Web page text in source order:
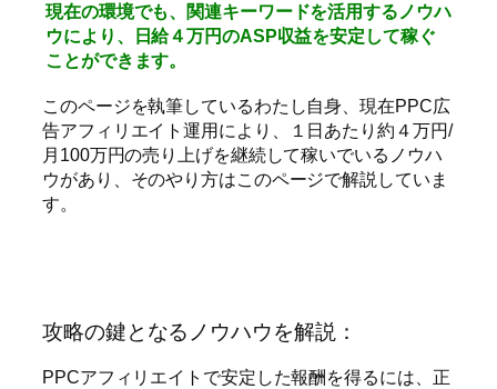
現在の環境でも、関連キーワードを活用するノウハ
ウにより、日給４万円のASP収益を安定して稼ぐ
ことができます。
このページを執筆しているわたし自身、現在PPC広
告アフィリエイト運用により、１日あたり約４万円/
月100万円の売り上げを継続して稼いでいるノウハ
ウがあり、そのやり方はこのページで解説していま
す。
攻略の鍵となるノウハウを解説：
PPCアフィリエイトで安定した報酬を得るには、正